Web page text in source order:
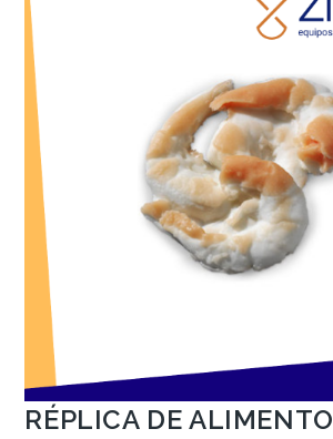
RÉPLICA DE ALIMENTO